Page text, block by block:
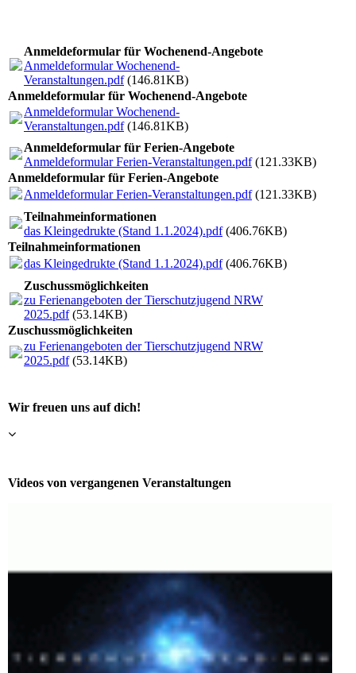
Anmeldeformular für Wochenend-Angebote
Anmeldeformular Wochenend-
Veranstaltungen.pdf(146.81KB)
Anmeldeformular für Wochenend-Angebote
Anmeldeformular Wochenend-
Veranstaltungen.pdf(146.81KB)
Anmeldeformular für Ferien-Angebote
Anmeldeformular Ferien-Veranstaltungen.pdf(121.33KB)
Anmeldeformular für Ferien-Angebote
Anmeldeformular Ferien-Veranstaltungen.pdf(121.33KB)
Teilnahmeinformationen
das Kleingedrukte (Stand 1.1.2024).pdf(406.76KB)
Teilnahmeinformationen
das Kleingedrukte (Stand 1.1.2024).pdf(406.76KB)
Zuschussmöglichkeiten
zu Ferienangeboten der Tierschutzjugend NRW
2025.pdf(53.14KB)
Zuschussmöglichkeiten
zu Ferienangeboten der Tierschutzjugend NRW
2025.pdf(53.14KB)
Wir freuen uns auf dich!
Videos von vergangenen Veranstaltungen